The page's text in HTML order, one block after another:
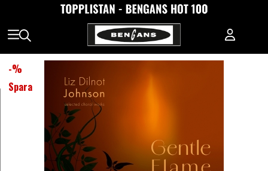
-%
Spara